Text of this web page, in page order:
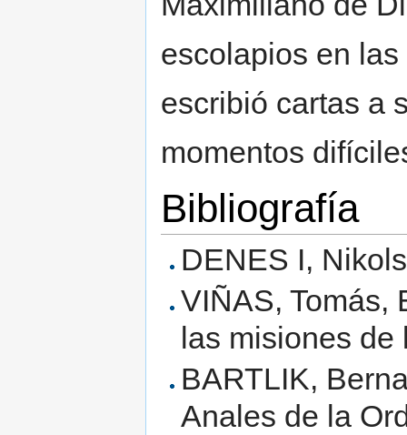
escolapios en
escribió cartas a
momentos
Bibliografía
DENES I,
VIÑAS, Tomás,
las misiones de
BARTLIK,
Anales de la